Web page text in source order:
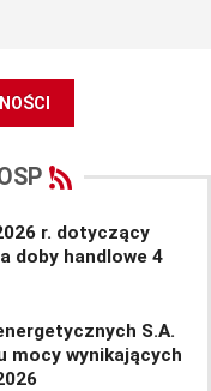
r. dotyczący
doby handlowe 4
S.A.
mocy wynikających